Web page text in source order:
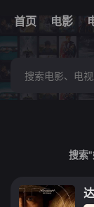
首页 电影
搜索"